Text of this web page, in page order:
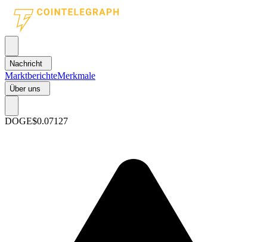
Nachricht
MarktberichteMerkmale
Über uns
DOGE$0.07127